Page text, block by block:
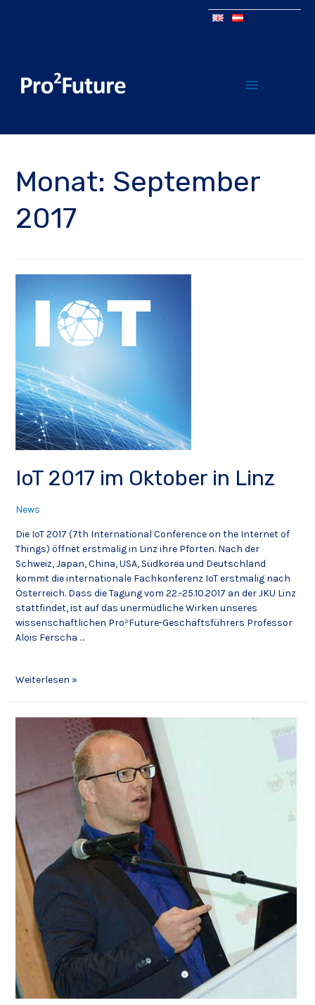
Monat: September
2017
IoT 2017 im Oktober in Linz
News
Die IoT 2017 (7th International Conference on the Internet of
Things) öffnet erstmalig in Linz ihre Pforten. Nach der
Schweiz, Japan, China, USA, Südkorea und Deutschland
kommt die internationale Fachkonferenz IoT erstmalig nach
Österreich. Dass die Tagung vom 22.-25.10.2017 an der JKU Linz
stattfindet, ist auf das unermüdliche Wirken unseres
wissenschaftlichen Pro²Future-Geschäftsführers Professor
Alois Ferscha …
Weiterlesen »